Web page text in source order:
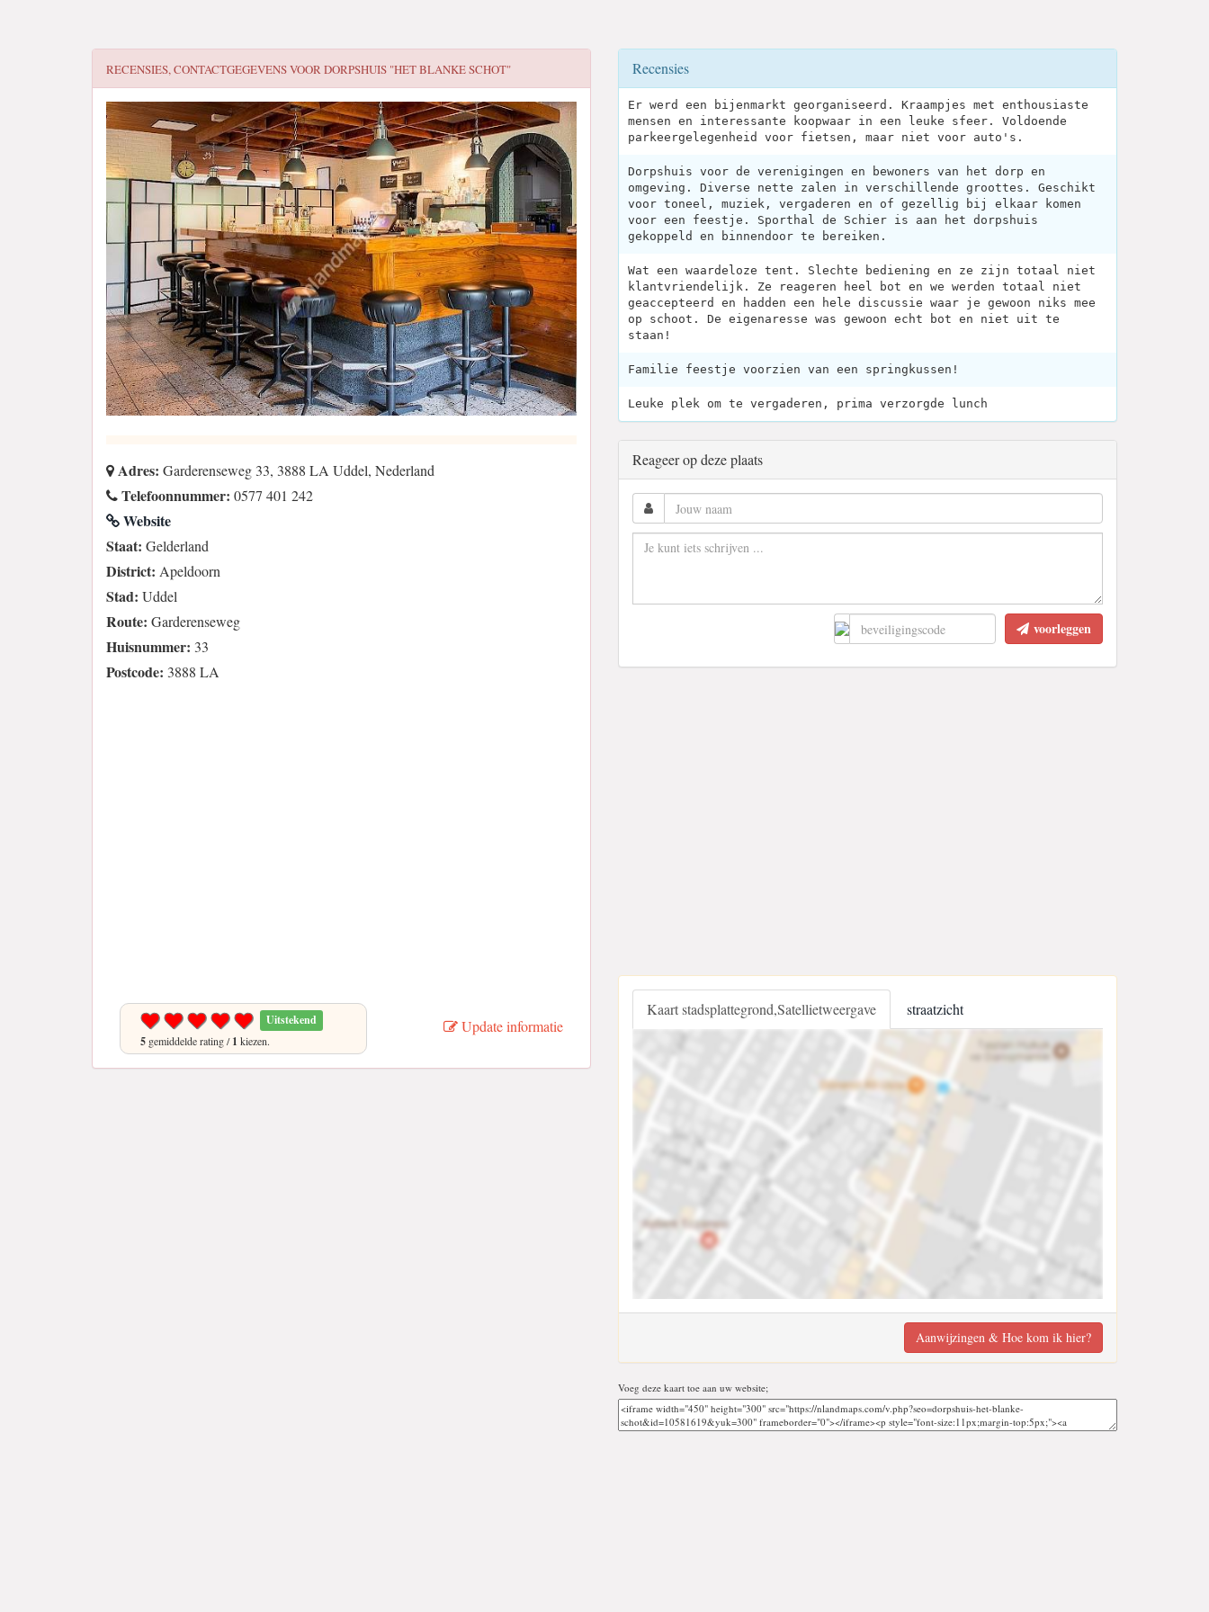
RECENSIES, CONTACTGEGEVENS VOORDORPSHUIS "HET BLANKE SCHOT"
Adres: Garderenseweg 33, 3888 LA Uddel, Nederland
Telefoonnummer: 0577 401 242
Website
Staat: Gelderland
District: Apeldoorn
Stad: Uddel
Route: Garderenseweg
Huisnummer: 33
Postcode: 3888 LA
Uitstekend
5 gemiddelde rating /1 kiezen.
Update informatie
Recensies
Er werd een bijenmarkt georganiseerd. Kraampjes met enthousiaste
mensen en interessante koopwaar in een leuke sfeer. Voldoende
parkeergelegenheid voor fietsen, maar niet voor auto's.
Dorpshuis voor de verenigingen en bewoners van het dorp en
omgeving. Diverse nette zalen in verschillende groottes. Geschikt
voor toneel, muziek, vergaderen en of gezellig bij elkaar komen
voor een feestje. Sporthal de Schier is aan het dorpshuis
gekoppeld en binnendoor te bereiken.
Wat een waardeloze tent. Slechte bediening en ze zijn totaal niet
klantvriendelijk. Ze reageren heel bot en we werden totaal niet
geaccepteerd en hadden een hele discussie waar je gewoon niks mee
op schoot. De eigenaresse was gewoon echt bot en niet uit te
staan!
Familie feestje voorzien van een springkussen!
Leuke plek om te vergaderen, prima verzorgde lunch
Reageer op deze plaats
voorleggen
Kaart stadsplattegrond,Satellietweergave straatzicht
Aanwijzingen & Hoe kom ik hier?
Voeg deze kaart toe aan uw website;